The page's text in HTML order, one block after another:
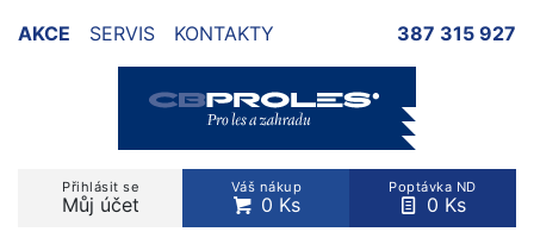
AKCE SERVIS KONTAKTY 387 315 927
Přihlásit se
Můj účet
Váš nákup
0 Ks
Poptávka ND
0 Ks